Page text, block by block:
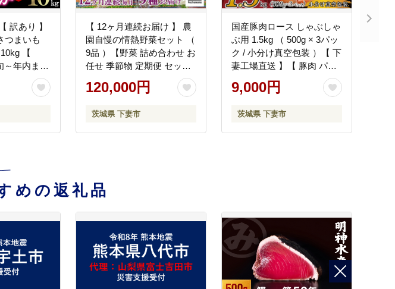
訳あり 】
つまいも
【
～年内まで
さつまい
ツマイモ
量 不揃い
【 12ヶ月連続お届け 】 農
園自慢の情熱野菜セット （
9品 ）【野菜 詰め合わせ お
任せ 季節物 定期便 セット
山芋 パセリ わさび菜 ポッ
プコーン かぶ 人参 里芋 た
うれん草 春菊 大根 芽キャ
ベツ レタス じゃがいも さ
マン なすトマト かぼちゃ
】
120,000円
茨城県 下妻市
国産豚肉ロース しゃぶしゃ
ぶ用 1.5kg （ 500g × 3パッ
ク / 小分け真空包装 ）【 下
妻工場直送 】【 豚肉 パッ
ク セット ロース バラ しゃ
ぶしゃぶ 豚しゃぶ 小分け
にく 国産豚 マルリン 】
9,000円
茨城県 下妻市
めの返礼品